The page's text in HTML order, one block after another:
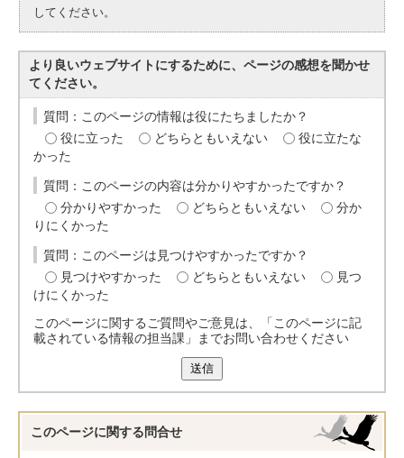
してください。
より良いウェブサイトにするために、ページの感想を聞かせ
てください。
質問：このページの情報は役にたちましたか？
役に立った
どちらともいえない
役に立たな
かった
質問：このページの内容は分かりやすかったですか？
分かりやすかった
どちらともいえない
分か
りにくかった
質問：このページは見つけやすかったですか？
見つけやすかった
どちらともいえない
見つ
けにくかった
このページに関するご質問やご意見は、「このページに記
載されている情報の担当課」までお問い合わせください
送信
このページに関する 問合せ